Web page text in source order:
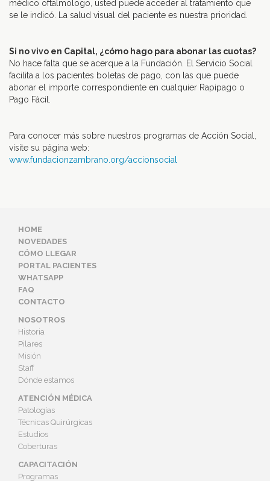
médico oftalmólogo, usted puede acceder al tratamiento que
se le indicó. La salud visual del paciente es nuestra prioridad.
Si no vivo en Capital, ¿cómo hago para abonar las cuotas?
No hace falta que se acerque a la Fundación. El Servicio Social
facilita a los pacientes boletas de pago, con las que puede
abonar el importe correspondiente en cualquier Rapipago o
Pago Fácil.
Para conocer más sobre nuestros programas de Acción Social,
visite su página web:
www.fundacionzambrano.org/accionsocial
HOME
NOVEDADES
CÓMO LLEGAR
PORTAL PACIENTES
WHATSAPP
FAQ
CONTACTO
NOSOTROS
Historia
Pilares
Misión
Staff
Dónde estamos
ATENCIÓN MÉDICA
Patologías
Técnicas Quirúrgicas
Estudios
Coberturas
CAPACITACIÓN
Programas